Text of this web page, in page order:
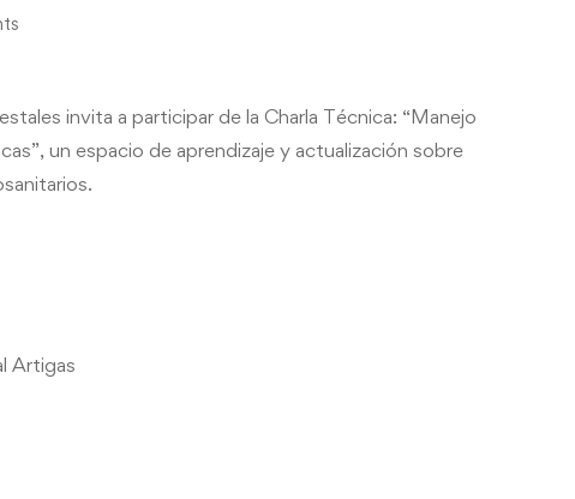
invita a participar de la Charla Técnica: “Manejo
un espacio de aprendizaje y actualización sobre
Artigas